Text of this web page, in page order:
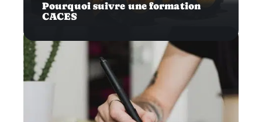
Pourquoi suivre une formation
CACES